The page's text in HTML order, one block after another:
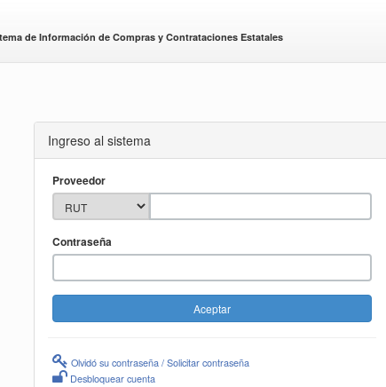
de Información de Compras y Contrataciones Estatales
Ingreso al sistema
Proveedor
Contraseña
Olvidó su contraseña / Solicitar contraseña
Desbloquear cuenta